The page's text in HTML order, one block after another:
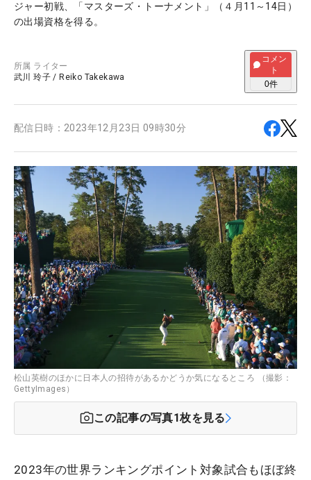
ジャー初戦、「マスターズ・トーナメント」（４月11～14日）
の出場資格を得る。
所属 ライター
武川 玲子 / Reiko Takekawa
コメン
ト
0件
配信日時： 2023年12月23日 09時30分
松山英樹のほかに日本人の招待があるかどうか気になるところ （撮影：
GettyImages）
この記事の写真1枚を見る
2023年の世界ランキングポイント対象試合もほぼ終